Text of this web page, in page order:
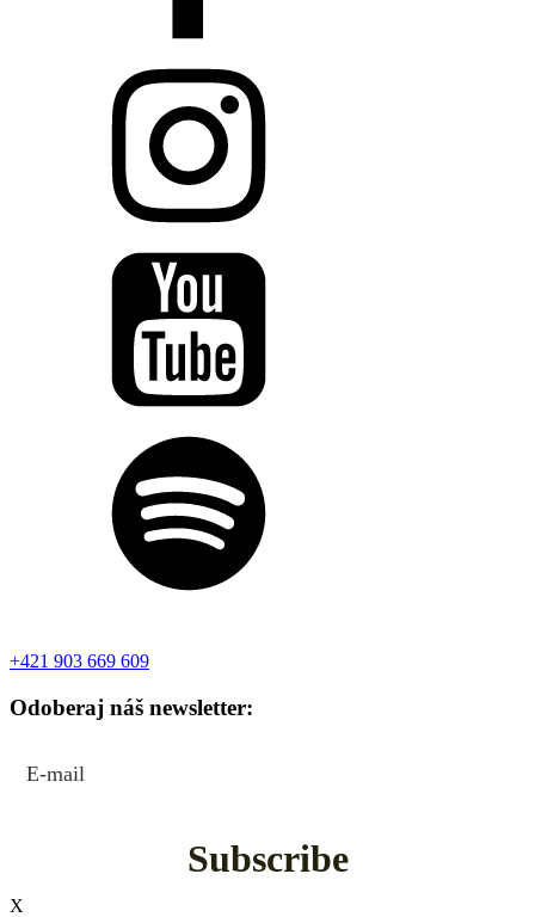
+421 903 669 609
Odoberaj náš newsletter:
Subscribe
X